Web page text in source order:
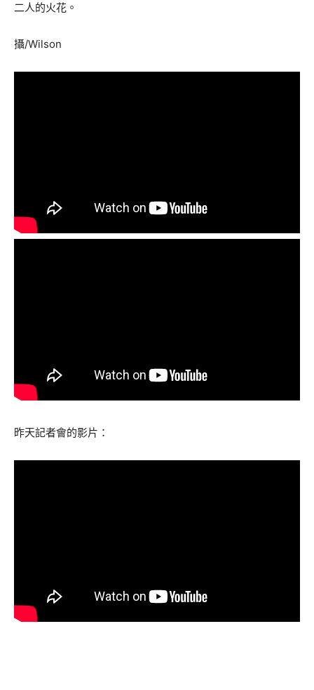
二人的火花。
攝/Wilson
昨天記者會的影片：